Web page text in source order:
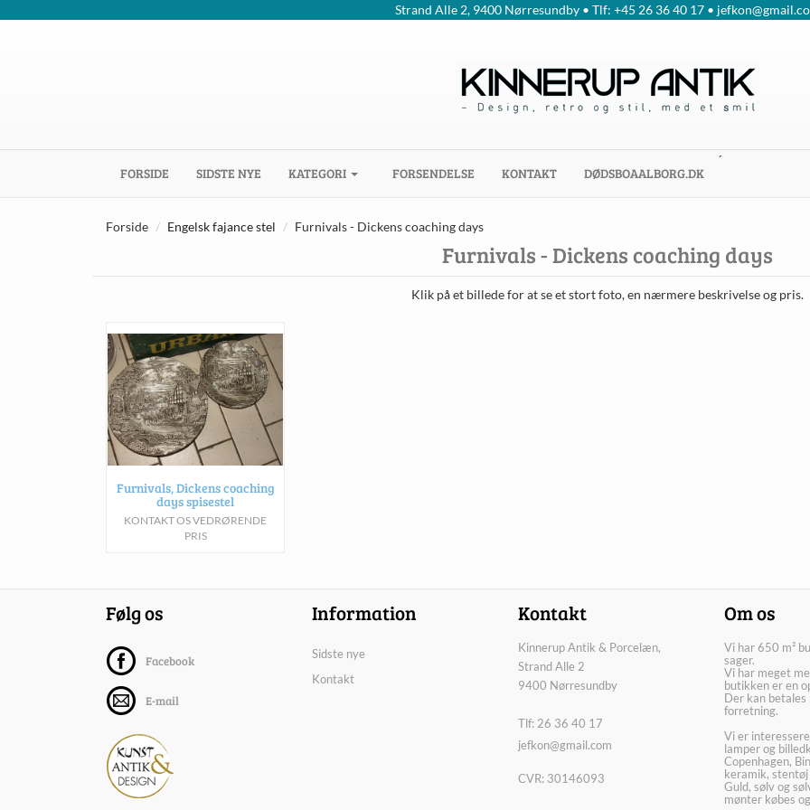
Strand Alle 2, 9400 Nørresundby • Tlf: +45 26 36 40 17 •
FORSIDE (CURRENT)
SIDSTE NYE KATEGORI FORSENDELSE KONTAKT DØDSBOAALBORG.DK
´
Forside Engelsk fajance stel Furnivals - Dickens coaching days
Furnivals - Dickens coaching days
Klik på et billede for at se et stort foto, en nærmere beskrivelse og pris.
Furnivals, Dickens coaching
days spisestel
KONTAKT OS VEDRØRENDE
PRIS
Følg os
Facebook
E-mail
Information
Sidste nye
Kontakt
Kontakt
Kinnerup Antik & Porcelæn,
Strand Alle 2
9400 Nørresundby
Tlf: 26 36 40 17
jefkon@gmail.com
CVR: 30146093
Om os
Vi har 650 m²
sager.
Vi har meget
butikken er en
Der kan
forretning.
Vi er
lamper og
Copenhagen,
keramik,
Guld, sølv og
mønter købes